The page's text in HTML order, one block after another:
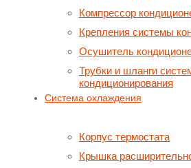
Компрессор
Крепления системы
Осушитель
Трубки и шланги
кондиционирования
Система охлаждения
Корпус термостата
Крышка